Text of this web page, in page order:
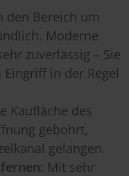
den Bereich um
Moderne
zuverlässig – Sie
in der Regel
Kaufläche des
gebohrt,
gelangen.
Mit sehr